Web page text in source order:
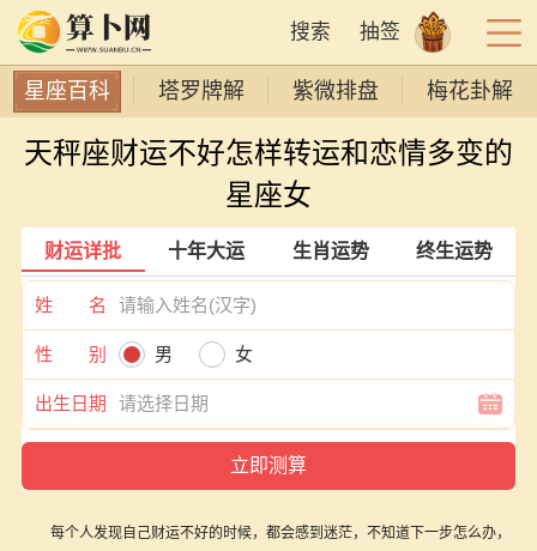
搜索 抽签
星座百科 塔罗牌解 紫微排盘 梅花卦解
天秤座财运不好怎样转运和恋情多变的
星座女
财运详批 十年大运 生肖运势 终生运势
姓 名
性 别 男 女
出生日期
每个人发现自己财运不好的时候，都会感到迷茫，不知道下一步怎么办，